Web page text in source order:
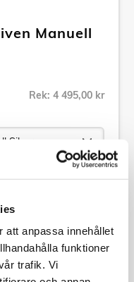
att anpassa innehållet
funktioner
trafik. Vi
Manuell
Rek: 4 495,00 kr